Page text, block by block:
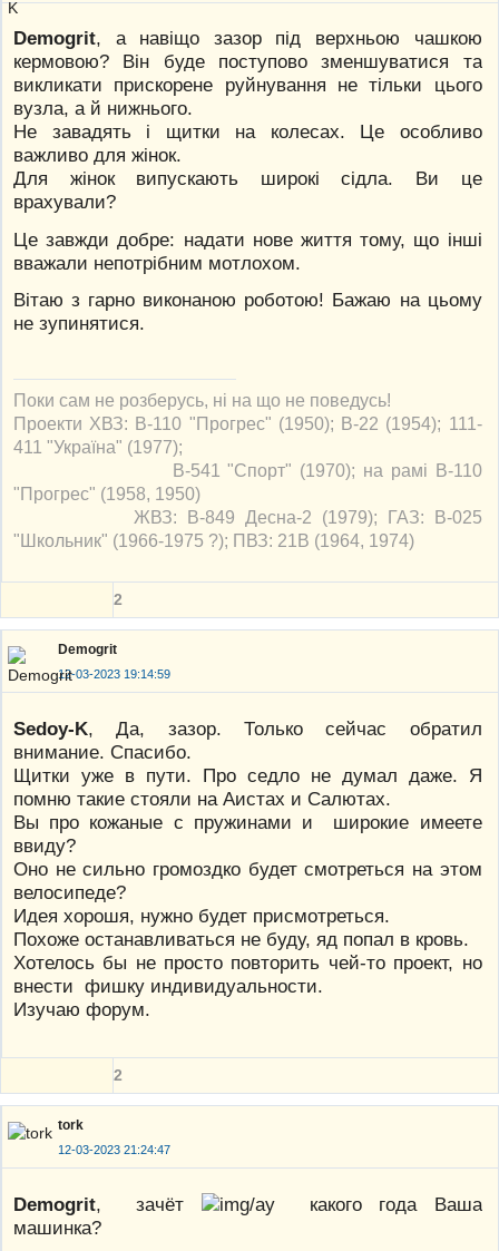
Demogrit, а навіщо зазор під верхньою чашкою
кермовою? Він буде поступово зменшуватися та
викликати прискорене руйнування не тільки цього
вузла, а й нижнього.
Не завадять і щитки на колесах. Це особливо
важливо для жінок.
Для жінок випускають широкі сідла. Ви це
врахували?
Це завжди добре: надати нове життя тому, що інші
вважали непотрібним мотлохом.
Вітаю з гарно виконаною роботою! Бажаю на цьому
не зупинятися.
Поки сам не розберусь, ні на що не поведусь!
Проекти ХВЗ: В-110 "Прогрес" (1950); В-22 (1954); 111-
411 "Україна" (1977);
В-541 "Спорт" (1970); на рамі В-110
"Прогрес" (1958, 1950)
ЖВЗ: В-849 Десна-2 (1979); ГАЗ: В-025
"Школьник" (1966-1975 ?); ПВЗ: 21В (1964, 1974)
2
Demogrit
12-03-2023 19:14:59
Sedoy-K, Да, зазор. Только сейчас обратил
внимание. Спасибо.
Щитки уже в пути. Про седло не думал даже. Я
помню такие стояли на Аистах и Салютах.
Вы про кожаные с пружинами и широкие имеете
ввиду?
Оно не сильно громоздко будет смотреться на этом
велосипеде?
Идея хорошя, нужно будет присмотреться.
Похоже останавливаться не буду, яд попал в кровь.
Хотелось бы не просто повторить чей-то проект, но
внести фишку индивидуальности.
Изучаю форум.
2
tork
12-03-2023 21:24:47
Demogrit, зачёт
какого года Ваша
машинка?